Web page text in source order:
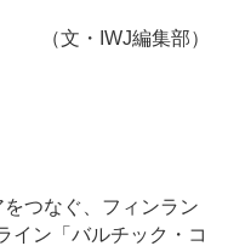
（文・IWJ編集部）
つなぐ、フィンラン
イン「バルチック・コ